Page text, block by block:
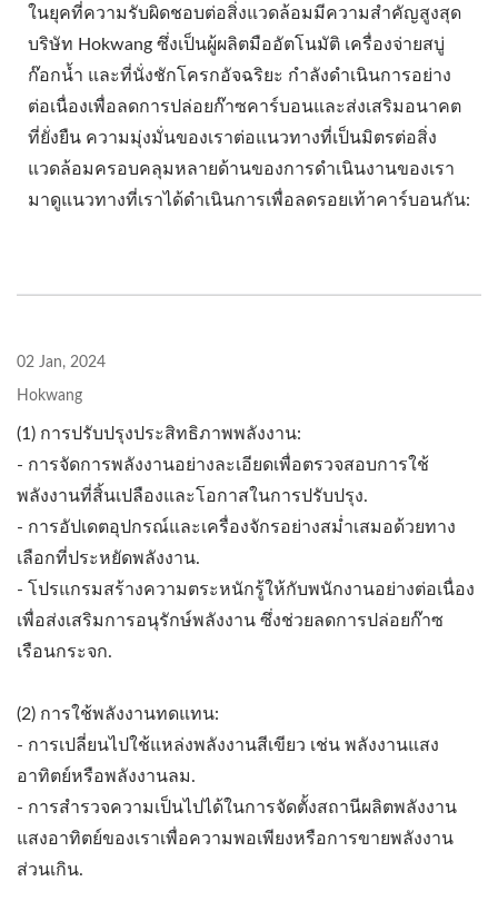
ในยุคที่ความรับผิดชอบต่อสิ่งแวดล้อมมีความสำคัญสูงสุด
บริษัท Hokwang ซึ่งเป็นผู้ผลิตมืออัตโนมัติ เครื่องจ่ายสบู่
ก๊อกน้ำ และที่นั่งชักโครกอัจฉริยะ กำลังดำเนินการอย่าง
ต่อเนื่องเพื่อลดการปล่อยก๊าซคาร์บอนและส่งเสริมอนาคต
ที่ยั่งยืน ความมุ่งมั่นของเราต่อแนวทางที่เป็นมิตรต่อสิ่ง
แวดล้อมครอบคลุมหลายด้านของการดำเนินงานของเรา
มาดูแนวทางที่เราได้ดำเนินการเพื่อลดรอยเท้าคาร์บอนกัน:
02 Jan, 2024
Hokwang
(1) การปรับปรุงประสิทธิภาพพลังงาน:
- การจัดการพลังงานอย่างละเอียดเพื่อตรวจสอบการใช้
พลังงานที่สิ้นเปลืองและโอกาสในการปรับปรุง.
- การอัปเดตอุปกรณ์และเครื่องจักรอย่างสม่ำเสมอด้วยทาง
เลือกที่ประหยัดพลังงาน.
- โปรแกรมสร้างความตระหนักรู้ให้กับพนักงานอย่างต่อเนื่อง
เพื่อส่งเสริมการอนุรักษ์พลังงาน ซึ่งช่วยลดการปล่อยก๊าซ
เรือนกระจก.
(2) การใช้พลังงานทดแทน:
- การเปลี่ยนไปใช้แหล่งพลังงานสีเขียว เช่น พลังงานแสง
อาทิตย์หรือพลังงานลม.
- การสำรวจความเป็นไปได้ในการจัดตั้งสถานีผลิตพลังงาน
แสงอาทิตย์ของเราเพื่อความพอเพียงหรือการขายพลังงาน
ส่วนเกิน.